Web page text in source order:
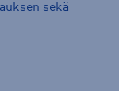
sekä